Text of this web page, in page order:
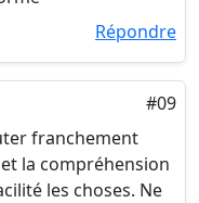
Répondre
#09
franchement
la compréhension
les choses. Ne